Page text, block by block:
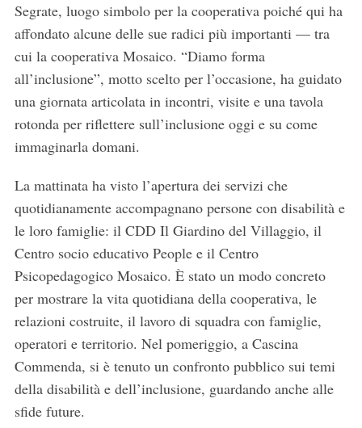
Segrate, luogo simbolo per la cooperativa poiché qui ha
affondato alcune delle sue radici più importanti — tra
cui la cooperativa Mosaico. “Diamo forma
all’inclusione”, motto scelto per l’occasione, ha guidato
una giornata articolata in incontri, visite e una tavola
rotonda per riflettere sull’inclusione oggi e su come
immaginarla domani.
La mattinata ha visto l’apertura dei servizi che
quotidianamente accompagnano persone con disabilità e
le loro famiglie: il CDD Il Giardino del Villaggio, il
Centro socio educativo People e il Centro
Psicopedagogico Mosaico. È stato un modo concreto
per mostrare la vita quotidiana della cooperativa, le
relazioni costruite, il lavoro di squadra con famiglie,
operatori e territorio. Nel pomeriggio, a Cascina
Commenda, si è tenuto un confronto pubblico sui temi
della disabilità e dell’inclusione, guardando anche alle
sfide future.